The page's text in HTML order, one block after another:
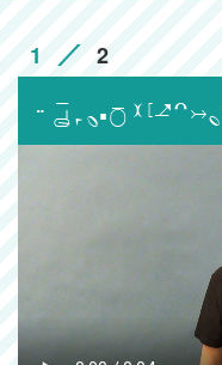
1 2